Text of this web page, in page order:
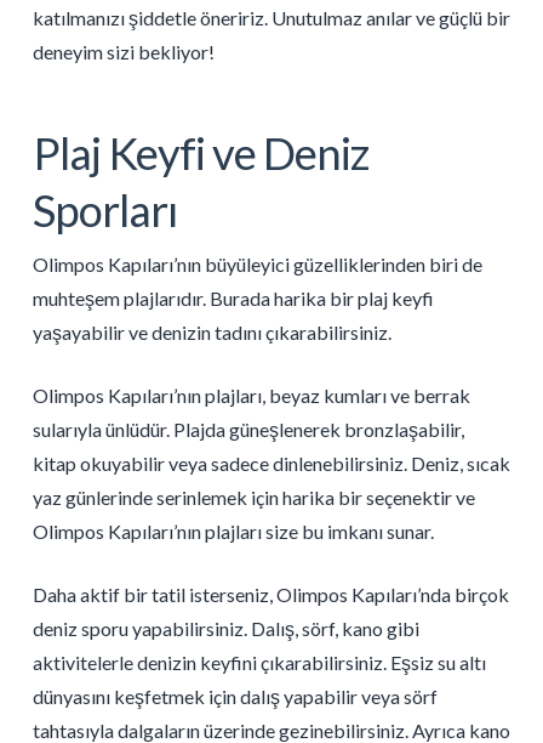
katılmanızı şiddetle öneririz. Unutulmaz anılar ve güçlü bir
deneyim sizi bekliyor!
Plaj Keyfi ve Deniz
Sporları
Olimpos Kapıları’nın büyüleyici güzelliklerinden biri de
muhteşem plajlarıdır. Burada harika bir plaj keyfi
yaşayabilir ve denizin tadını çıkarabilirsiniz.
Olimpos Kapıları’nın plajları, beyaz kumları ve berrak
sularıyla ünlüdür. Plajda güneşlenerek bronzlaşabilir,
kitap okuyabilir veya sadece dinlenebilirsiniz. Deniz, sıcak
yaz günlerinde serinlemek için harika bir seçenektir ve
Olimpos Kapıları’nın plajları size bu imkanı sunar.
Daha aktif bir tatil isterseniz, Olimpos Kapıları’nda birçok
deniz sporu yapabilirsiniz. Dalış, sörf, kano gibi
aktivitelerle denizin keyfini çıkarabilirsiniz. Eşsiz su altı
dünyasını keşfetmek için dalış yapabilir veya sörf
tahtasıyla dalgaların üzerinde gezinebilirsiniz. Ayrıca kano